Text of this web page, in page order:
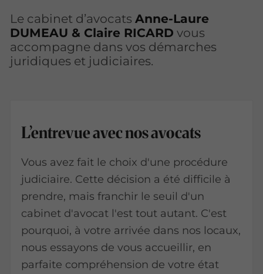
Le cabinet d’avocats Anne-Laure
DUMEAU & Claire RICARD vous
accompagne dans vos démarches
juridiques et judiciaires.
L’entrevue avec nos avocats
Vous avez fait le choix d'une procédure
judiciaire. Cette décision a été difficile à
prendre, mais franchir le seuil d'un
cabinet d'avocat l'est tout autant. C'est
pourquoi, à votre arrivée dans nos locaux,
nous essayons de vous accueillir, en
parfaite compréhension de votre état